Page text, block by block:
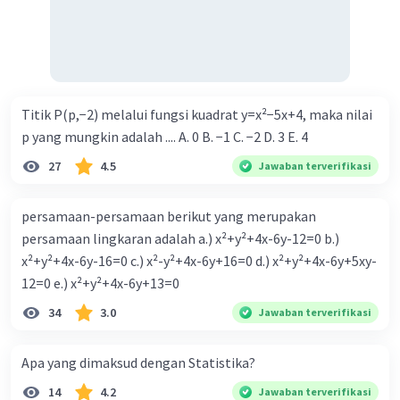
Titik P(p,−2) melalui fungsi kuadrat y=x²−5x+4, maka nilai
p yang mungkin adalah .... A. 0 B. −1 C. −2 D. 3 E. 4
27 4.5 Jawaban terverifikasi
persamaan-persamaan berikut yang merupakan
persamaan lingkaran adalah a.) x²+y²+4x-6y-12=0 b.)
x²+y²+4x-6y-16=0 c.) x²-y²+4x-6y+16=0 d.) x²+y²+4x-6y+5xy-
12=0 e.) x²+y²+4x-6y+13=0
34 3.0 Jawaban terverifikasi
Apa yang dimaksud dengan Statistika?
14 4.2 Jawaban terverifikasi